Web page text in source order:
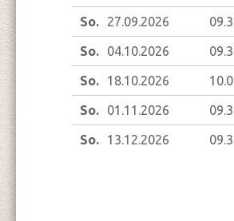
So. 27.09.2026
So. 04.10.2026
So. 18.10.2026
So. 01.11.2026
So. 13.12.2026